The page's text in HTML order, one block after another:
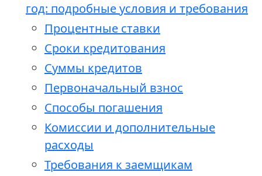
год: подробные условия и требования
Процентные ставки
Сроки кредитования
Суммы кредитов
Первоначальный взнос
Способы погашения
Комиссии и дополнительные
расходы
Требования к заемщикам